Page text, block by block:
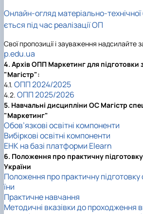
Онлайн-огляд матеріально-
ється під час реалізації ОП
Свої пропозиції і зауваження надсилайте
p.edu.ua
4. Архів ОПП Маркетинг для підготовки
"Магістр":
4.1. ОПП 2024/2025
4.2. ОПП 2025/2026
5. Навчальні дисципліни ОС Магістр
"Маркетинг"
Обов’язкові освітні компоненти
Вибіркові освітні компоненти
ЕНК на базі платформи Elearn
6. Положення про практичну підготовку
України
Положення про практичну
їни
Практичне навчання
Методичні вказівки до проходження